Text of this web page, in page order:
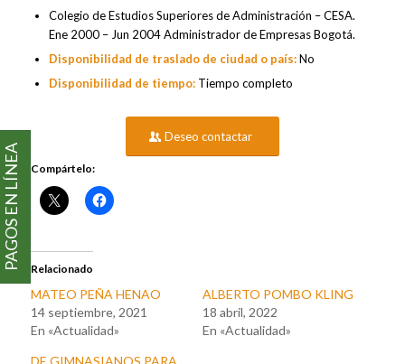
Colegio de Estudios Superiores de Administración – CESA.
Ene 2000 – Jun 2004 Administrador de Empresas Bogotá.
Disponibilidad de traslado de ciudad o país:No
Disponibilidad de tiempo:Tiempo completo
Deseo contactar
Compártelo:
Relacionado
MATEO PEÑA HENAO
14 septiembre, 2021
En «Actualidad»
ALBERTO POMBO KLING
18 abril, 2022
En «Actualidad»
PAGOS EN LÍNEA